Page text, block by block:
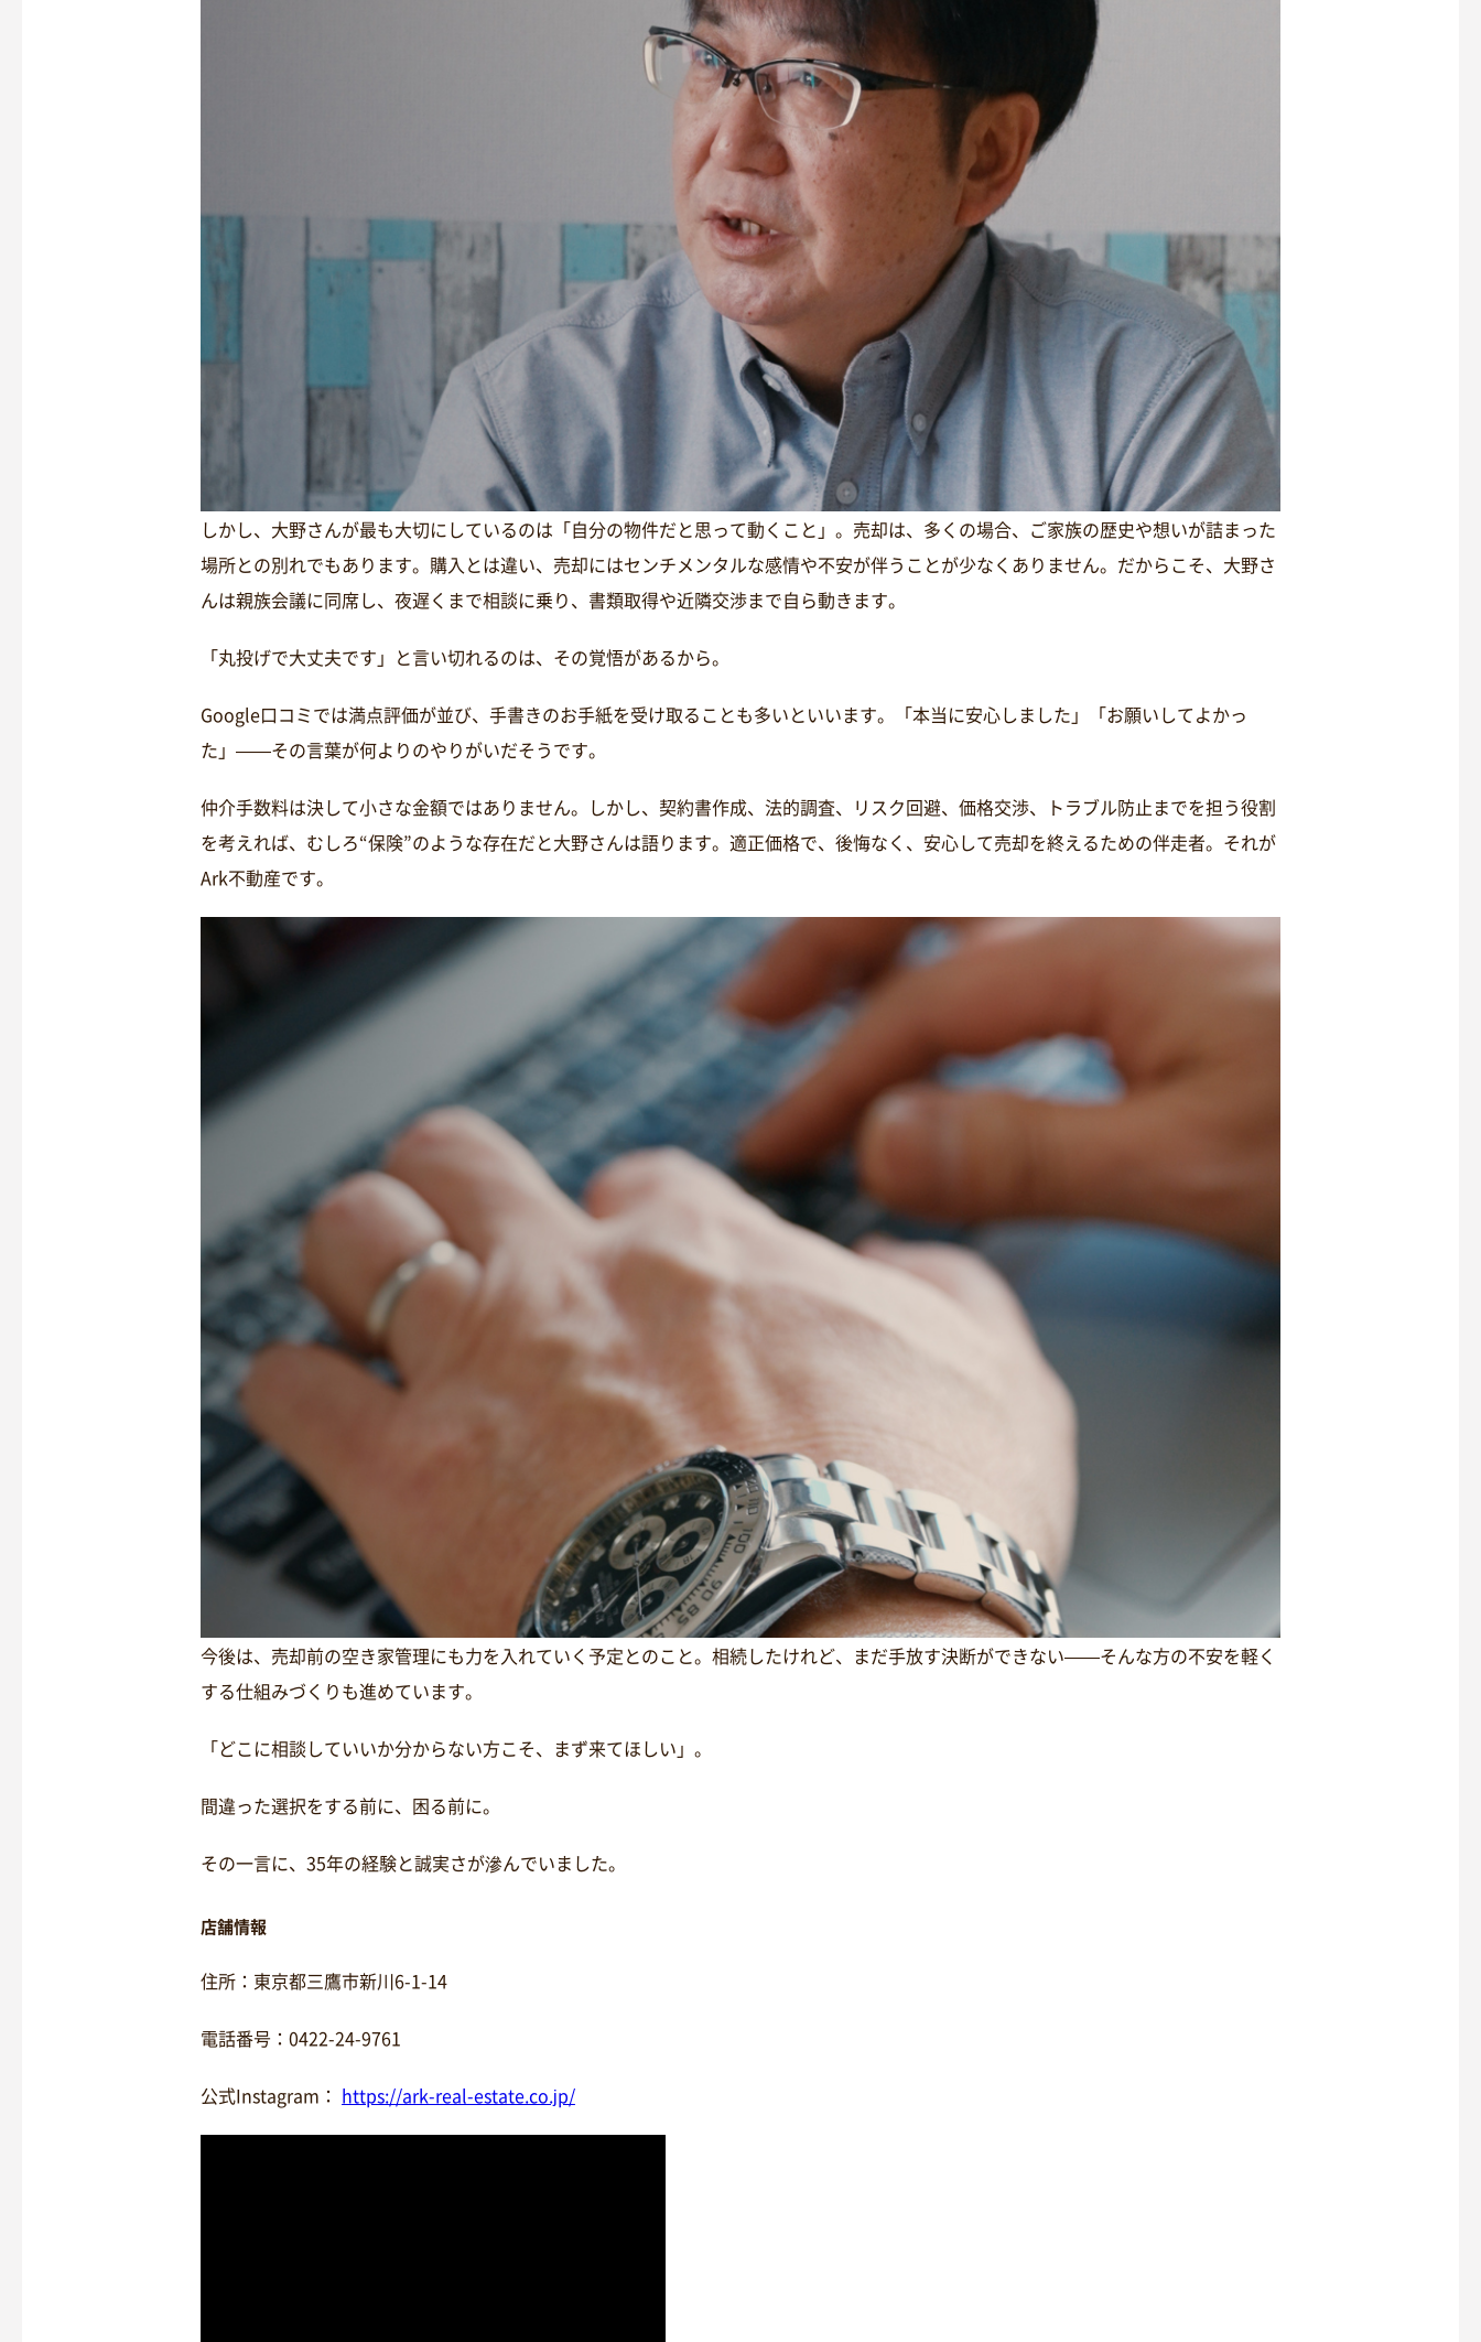
しかし、大野さんが最も大切にしているのは「自分の物件だと思って動くこと」。売却は、多くの場合、ご家族の歴史や想いが詰まった
場所との別れでもあります。購入とは違い、売却にはセンチメンタルな感情や不安が伴うことが少なくありません。だからこそ、大野さ
んは親族会議に同席し、夜遅くまで相談に乗り、書類取得や近隣交渉まで自ら動きます。
「丸投げで大丈夫です」と言い切れるのは、その覚悟があるから。
Google口コミでは満点評価が並び、手書きのお手紙を受け取ることも多いといいます。「本当に安心しました」「お願いしてよかっ
た」——その言葉が何よりのやりがいだそうです。
仲介手数料は決して小さな金額ではありません。しかし、契約書作成、法的調査、リスク回避、価格交渉、トラブル防止までを担う役割
を考えれば、むしろ“保険”のような存在だと大野さんは語ります。適正価格で、後悔なく、安心して売却を終えるための伴走者。それが
Ark不動産です。
今後は、売却前の空き家管理にも力を入れていく予定とのこと。相続したけれど、まだ手放す決断ができない——そんな方の不安を軽く
する仕組みづくりも進めています。
「どこに相談していいか分からない方こそ、まず来てほしい」。
間違った選択をする前に、困る前に。
その一言に、35年の経験と誠実さが滲んでいました。
店舗情報
住所：東京都三鷹市新川6-1-14
電話番号：0422-24-9761
公式Instagram： https://ark-real-estate.co.jp/